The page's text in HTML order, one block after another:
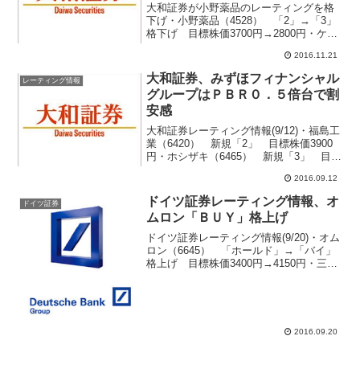
大和証券が小野薬品のレーティングを格
下げ・小野薬品（4528） 「2」→「3」
格下げ 目標株価3700円→2800円・ケネ
円→285000円・三越伊勢丹（3099） 目
標株価1000円→1200...
2016.11.21
レーティング情報
大和証券、みずほフィナンシャル
グループはＰＢＲ０．５倍台で割
安感
大和証券レーティング情報(9/12)・福島工
業（6420） 新規「2」 目標株価3900
円・ホシザキ（6465） 新規「3」 目標
「3」→「2」格上げ 目標株価170円
→210円・損保ジャパン（863...
2016.09.12
ドイツ証券
ドイツ証券レーティング情報、オ
ムロン「ＢＵＹ」格上げ
ドイツ証券レーティング情報(9/20)・オム
ロン（6645） 「ホールド」→「バイ」
格上げ 目標株価3400円→4150円・三菱
2016.09.20